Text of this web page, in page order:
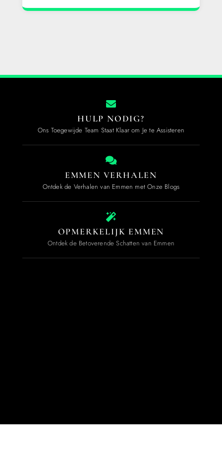
HULP NODIG?
Ons Toegewijde Team Staat Klaar om Je te Assisteren
EMMEN VERHALEN
Ontdek de Verhalen van Emmen met Onze Blogs
OPMERKELIJK EMMEN
Ontdek de Betoverende Schatten van Emmen